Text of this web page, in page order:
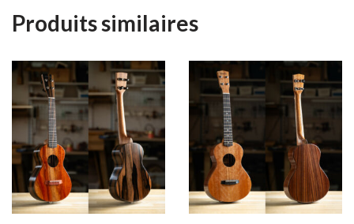
Produits similaires